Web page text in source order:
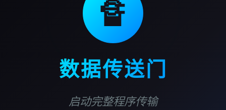
🔏
数据传送门
启动完整程序传输